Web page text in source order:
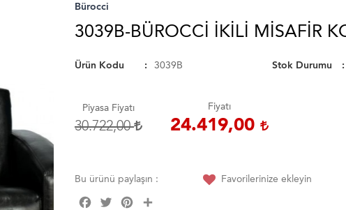
Bürocci
3039B-BÜROCCI İKILI MISAFIR
Ürün Kodu 3039B Stok Durumu
Piyasa Fiyatı
30.722,00
Fiyatı
24.419,00
Bu ürünü paylaşın :
FacebookTwitterPinterest
Favorilerinize ekleyin